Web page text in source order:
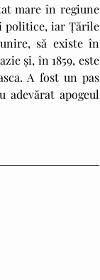
mare în regiune
politice, iar Țările
să existe în
și, în 1859, este
A fost un pas
apogeul